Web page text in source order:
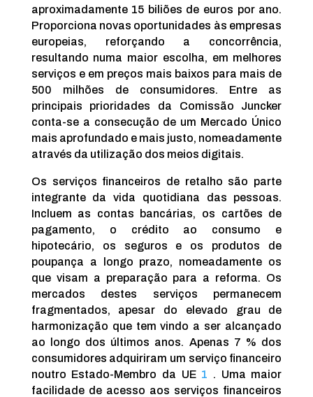
aproximadamente 15 biliões de euros por ano.
Proporciona novas oportunidades às empresas
europeias, reforçando a concorrência,
resultando numa maior escolha, em melhores
serviços e em preços mais baixos para mais de
500 milhões de consumidores. Entre as
principais prioridades da Comissão Juncker
conta-se a consecução de um Mercado Único
mais aprofundado e mais justo, nomeadamente
através da utilização dos meios digitais.
Os serviços financeiros de retalho são parte
integrante da vida quotidiana das pessoas.
Incluem as contas bancárias, os cartões de
pagamento, o crédito ao consumo e
hipotecário, os seguros e os produtos de
poupança a longo prazo, nomeadamente os
que visam a preparação para a reforma. Os
mercados destes serviços permanecem
fragmentados, apesar do elevado grau de
harmonização que tem vindo a ser alcançado
ao longo dos últimos anos. Apenas 7 % dos
consumidores adquiriram um serviço financeiro
noutro Estado-Membro da UE 1 . Uma maior
facilidade de acesso aos serviços financeiros